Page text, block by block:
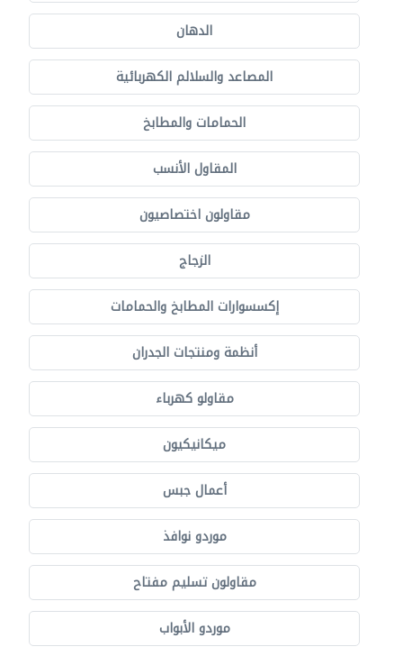
الدهان
المصاعد والسلالم الكهربائية
الحمامات والمطابخ
المقاول الأنسب
مقاولون اختصاصيون
الزجاج
إكسسوارات المطابخ والحمامات
أنظمة ومنتجات الجدران
مقاولو كهرباء
ميكانيكيون
أعمال جبس
موردو نوافذ
مقاولون تسليم مفتاح
موردو الأبواب